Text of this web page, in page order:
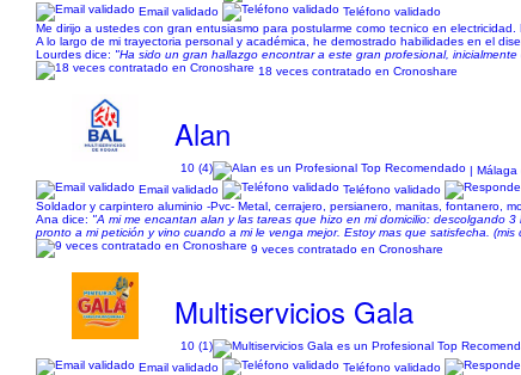
Email validado
Teléfono validado
Me dirijo a ustedes con gran entusiasmo para postularme como tecnico en
A lo largo de mi trayectoria personal y académica, he demostrado habilidades en el
Lourdes dice: "Ha sido un gran hallazgo encontrar a este gran profesional,
18 veces contratado en Cronoshare
Alan
10 (4)
| Málaga
Email validado
Teléfono validado
Soldador y carpintero aluminio -Pvc- Metal, cerrajero, persianero, manitas, fontanero,
Ana dice: "A mi me encantan alan y las tareas que hizo en mi domicilio: descolgando
pronto a mi petición y vino cuando a mi le venga mejor. Estoy mas que satisfecha.
9 veces contratado en Cronoshare
Multiservicios Gala
10 (1)
Email validado
Teléfono validado